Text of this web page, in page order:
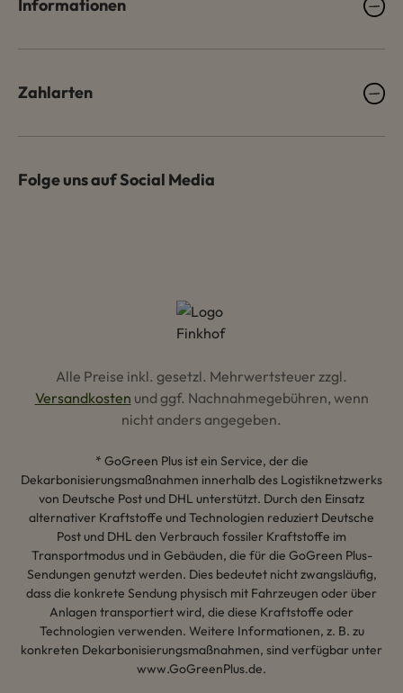
Informationen
Zahlarten
Folge uns auf Social Media
Alle Preise inkl. gesetzl. Mehrwertsteuer zzgl.
Versandkosten und ggf. Nachnahmegebühren, wenn
nicht anders angegeben.
* GoGreen Plus ist ein Service, der die
Dekarbonisierungsmaßnahmen innerhalb des Logistiknetzwerks
von Deutsche Post und DHL unterstützt. Durch den Einsatz
alternativer Kraftstoffe und Technologien reduziert Deutsche
Post und DHL den Verbrauch fossiler Kraftstoffe im
Transportmodus und in Gebäuden, die für die GoGreen Plus-
Sendungen genutzt werden. Dies bedeutet nicht zwangsläufig,
dass die konkrete Sendung physisch mit Fahrzeugen oder über
Anlagen transportiert wird, die diese Kraftstoffe oder
Technologien verwenden. Weitere Informationen, z. B. zu
konkreten Dekarbonisierungsmaßnahmen, sind verfügbar unter
www.GoGreenPlus.de.